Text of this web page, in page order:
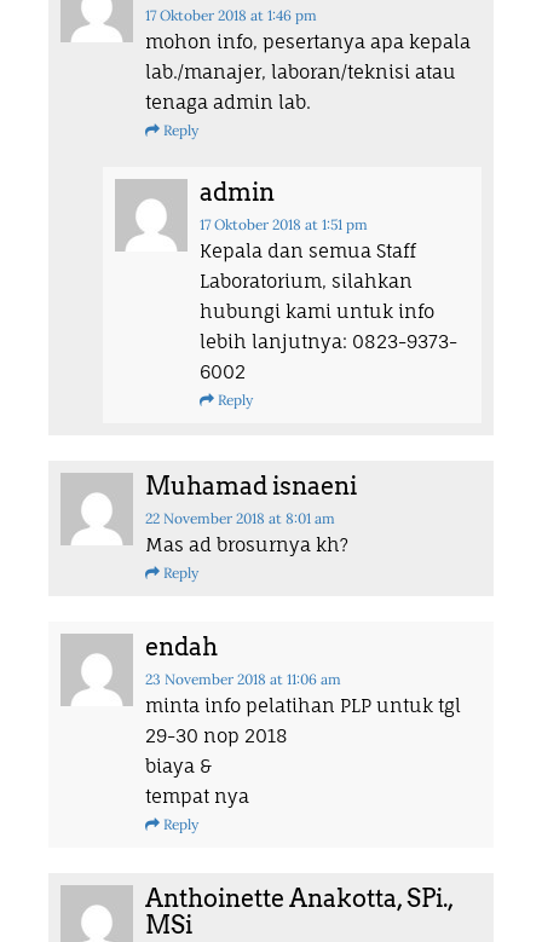
17 Oktober 2018 at 1:46 pm
mohon info, pesertanya apa kepala
lab./manajer, laboran/teknisi atau
tenaga admin lab.
Reply
admin
17 Oktober 2018 at 1:51 pm
Kepala dan semua Staff
Laboratorium, silahkan
hubungi kami untuk info
lebih lanjutnya: 0823-9373-
6002
Reply
Muhamad isnaeni
22 November 2018 at 8:01 am
Mas ad brosurnya kh?
Reply
endah
23 November 2018 at 11:06 am
minta info pelatihan PLP untuk tgl
29-30 nop 2018
biaya &
tempat nya
Reply
Anthoinette Anakotta, SPi.,
MSi